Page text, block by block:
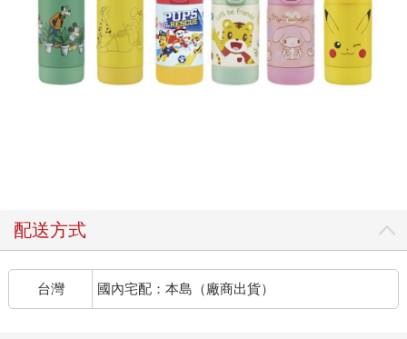
配送方式
台灣 國內宅配：本島（廠商出貨）